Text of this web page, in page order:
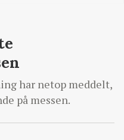
har netop meddelt,
på messen.